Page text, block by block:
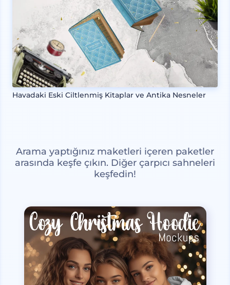
Havadaki Eski Ciltlenmiş Kitaplar ve Antika Nesneler
Arama yaptığınız maketleri içeren paketler
arasında keşfe çıkın. Diğer çarpıcı sahneleri
keşfedin!